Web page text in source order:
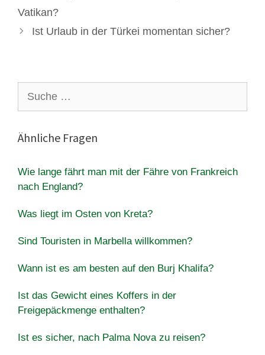
Vatikan?
Ist Urlaub in der Türkei momentan sicher?
nach:
Ähnliche Fragen
Wie lange fährt man mit der Fähre von Frankreich
nach England?
Was liegt im Osten von Kreta?
Sind Touristen in Marbella willkommen?
Wann ist es am besten auf den Burj Khalifa?
Ist das Gewicht eines Koffers in der
Freigepäckmenge enthalten?
Ist es sicher, nach Palma Nova zu reisen?